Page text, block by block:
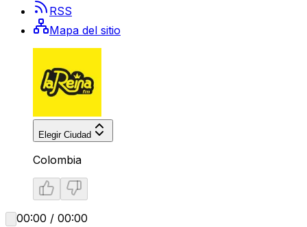
RSS
Mapa del sitio
Elegir Ciudad
Colombia
00:00 / 00:00